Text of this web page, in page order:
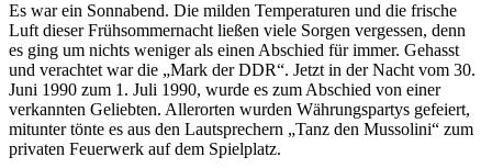
Es war ein Sonnabend. Die milden Temperaturen und die frische
Luft dieser Frühsommernacht ließen viele Sorgen vergessen, denn
es ging um nichts weniger als einen Abschied für immer. Gehasst
und verachtet war die „Mark der DDR“. Jetzt in der Nacht vom 30.
Juni 1990 zum 1. Juli 1990, wurde es zum Abschied von einer
verkannten Geliebten. Allerorten wurden Währungspartys gefeiert,
mitunter tönte es aus den Lautsprechern „Tanz den Mussolini“ zum
privaten Feuer­werk auf dem Spielplatz.